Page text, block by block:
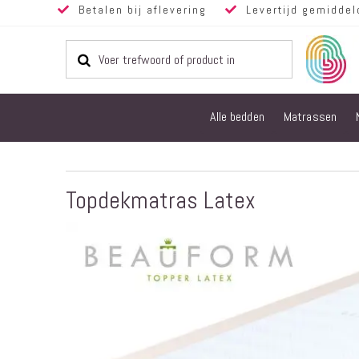
Betalen bij aflevering Levertijd
Alle bedden Matrassen
Topdekmatras Latex